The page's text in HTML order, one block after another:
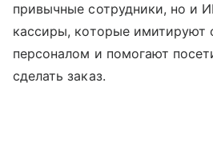
привычные сотрудники, но и
кассиры, которые имитируют
персоналом и помогают
сделать заказ.